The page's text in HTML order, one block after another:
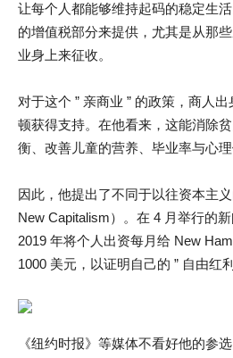
让每个人都能够维持起码的稳定生
的增值税部分来提供，尤其是从那
业身上来征收。
对于这个 ” 亲商业 ” 的政策，商人
顿获得支持。在他看来，这能消除
衡、改善儿童的营养、毕业率与心
因此，他提出了不同于以往资本主
New Capitalism）。在 4 月举行的
2019 年将个人出资每月给 New
1000 美元，以证明自己的 ” 自由红
《纽约时报》等媒体不看好他的参选